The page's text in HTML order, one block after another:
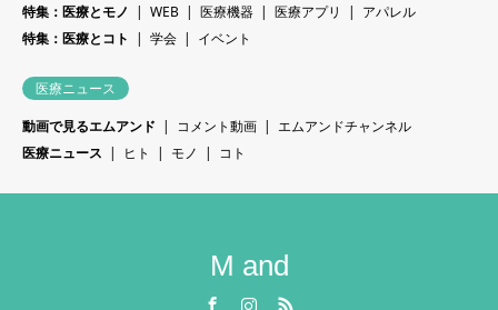
特集：医療とモノ
WEB 医療機器 医療アプリ
アパレル
特集：医療とコト
学会 イベント
医療ニュース
動画で見るエムアンド
コメント動画
エムアンドチャンネル
医療ニュース
ヒト モノ コト
M and